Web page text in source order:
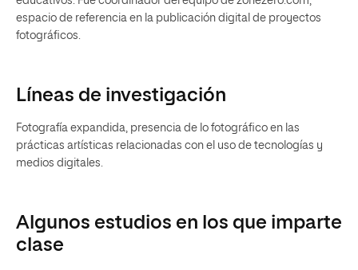
espacio de referencia en la publicación digital de proyectos
fotográficos.
Líneas de investigación
Fotografía expandida, presencia de lo fotográfico en las
prácticas artísticas relacionadas con el uso de tecnologías y
medios digitales.
Algunos estudios en los que imparte
clase